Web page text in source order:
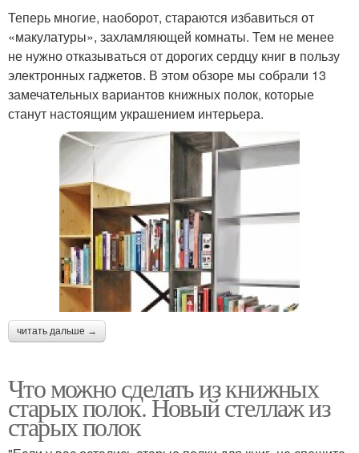
Теперь многие, наоборот, стараются избавиться от
«макулатуры», захламляющей комнаты. Тем не менее
не нужно отказываться от дорогих сердцу книг в пользу
электронных гаджетов. В этом обзоре мы собрали 13
замечательных вариантов книжных полок, которые
станут настоящим украшением интерьера.
читать дальше →
Что можно сделать из книжных
старых полок. Новый стеллаж из
старых полок